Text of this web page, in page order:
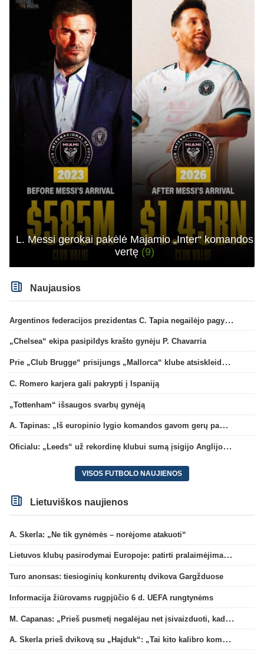
L. Messi gerokai pakėlė Majamio „Inter“ komandos
vertę (9)
Naujausios
Argentinos federacijos prezidentas C. Tapia negailėjo pagyrų G. Infantino
„Chelsea“ ekipa pasipildys krašto gynėju P. Chavarria
Prie „Club Brugge“ prisijungs „Mallorca“ klube atsiskleidęs J. Virgili
C. Romero karjera gali pakrypti į Ispaniją
„Tottenham“ išsaugos svarbų gynėją
A. Tapinas: „Iš europinio lygio komandos gavom gerų pamokų“
Oficialu: „Leeds“ už rekordinę klubui sumą įsigijo Anglijos rinktinės vartininką
VISOS FUTBOLO NAUJIENOS
Lietuviškos naujienos
A. Skerla: „Ne tik gynėmės – norėjome atakuoti“
Lietuvos klubų pasirodymai Europoje: patirti pralaimėjimai Kroatijos atstovams
Turo anonsas: tiesioginių konkurentų dvikova Gargžduose
Informacija žiūrovams rugpjūčio 6 d. UEFA rungtynėms
M. Capanas: „Prieš pusmetį negalėjau net įsivaizduoti, kad žaisime prieš „Hajduk“
A. Skerla prieš dvikovą su „Hajduk“: „Tai kito kalibro komanda“